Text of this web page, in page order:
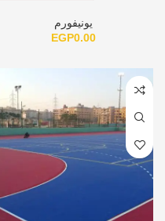
يونيفورم
EGP0.00